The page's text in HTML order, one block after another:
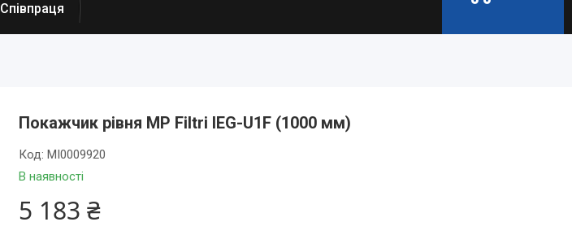
Співпраця
Покажчик рівня MP Filtri IEG-U1F (1000 мм)
В наявності
Код: MI0009920
5 183 ₴